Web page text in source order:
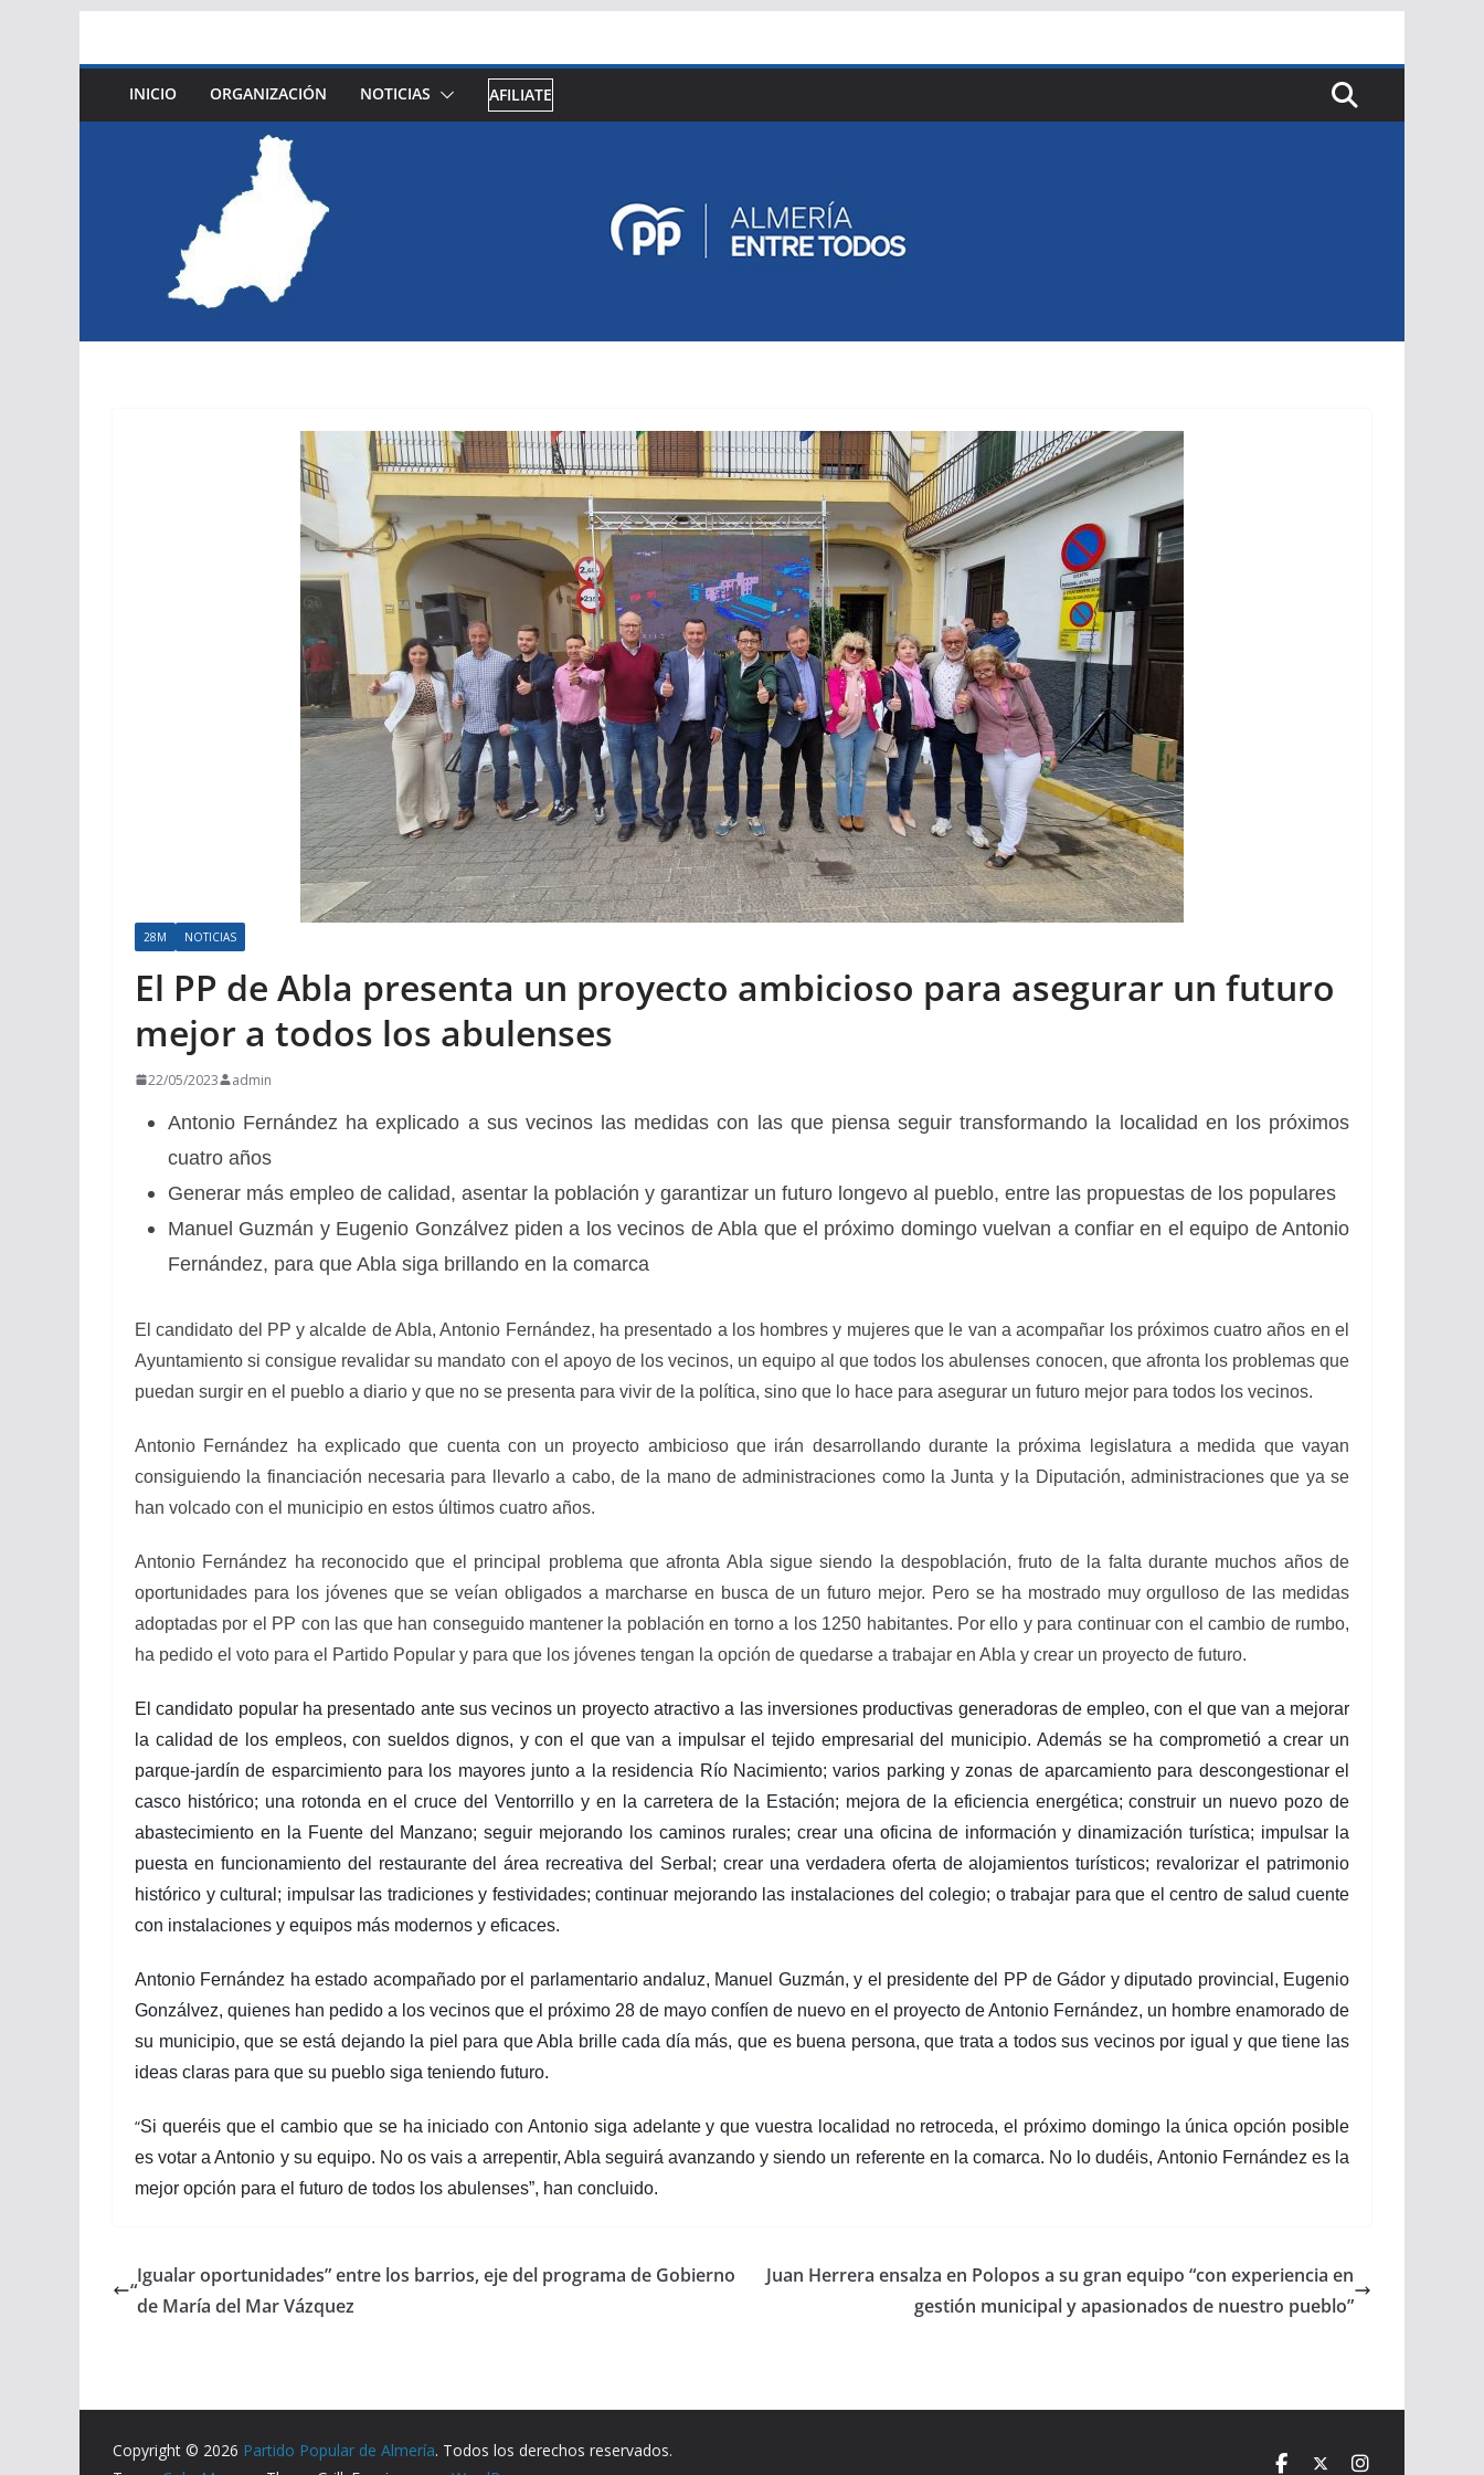
contenido
INICIO ORGANIZACIÓN NOTICIAS AFILIATE
28M NOTICIAS
El PP de Abla presenta un proyecto ambicioso para asegurar un futuro
mejor a todos los abulenses
22/05/2023 admin
Antonio Fernández ha explicado a sus vecinos las medidas con las que piensa seguir transformando la localidad en los próximos
cuatro años
Generar más empleo de calidad, asentar la población y garantizar un futuro longevo al pueblo, entre las propuestas de los populares
Manuel Guzmán y Eugenio Gonzálvez piden a los vecinos de Abla que el próximo domingo vuelvan a confiar en el equipo de Antonio
Fernández, para que Abla siga brillando en la comarca
El candidato del PP y alcalde de Abla, Antonio Fernández, ha presentado a los hombres y mujeres que le van a acompañar los próximos cuatro años en el
Ayuntamiento si consigue revalidar su mandato con el apoyo de los vecinos, un equipo al que todos los abulenses conocen, que afronta los problemas que
puedan surgir en el pueblo a diario y que no se presenta para vivir de la política, sino que lo hace para asegurar un futuro mejor para todos los vecinos.
Antonio Fernández ha explicado que cuenta con un proyecto ambicioso que irán desarrollando durante la próxima legislatura a medida que vayan
consiguiendo la financiación necesaria para llevarlo a cabo, de la mano de administraciones como la Junta y la Diputación, administraciones que ya se
han volcado con el municipio en estos últimos cuatro años.
Antonio Fernández ha reconocido que el principal problema que afronta Abla sigue siendo la despoblación, fruto de la falta durante muchos años de
oportunidades para los jóvenes que se veían obligados a marcharse en busca de un futuro mejor. Pero se ha mostrado muy orgulloso de las medidas
adoptadas por el PP con las que han conseguido mantener la población en torno a los 1250 habitantes. Por ello y para continuar con el cambio de rumbo,
ha pedido el voto para el Partido Popular y para que los jóvenes tengan la opción de quedarse a trabajar en Abla y crear un proyecto de futuro.
El candidato popular ha presentado ante sus vecinos un proyecto atractivo a las inversiones productivas generadoras de empleo, con el que van a mejorar
la calidad de los empleos, con sueldos dignos, y con el que van a impulsar el tejido empresarial del municipio. Además se ha comprometió a crear un
parque-jardín de esparcimiento para los mayores junto a la residencia Río Nacimiento; varios parking y zonas de aparcamiento para descongestionar el
casco histórico; una rotonda en el cruce del Ventorrillo y en la carretera de la Estación; mejora de la eficiencia energética; construir un nuevo pozo de
abastecimiento en la Fuente del Manzano; seguir mejorando los caminos rurales; crear una oficina de información y dinamización turística; impulsar la
puesta en funcionamiento del restaurante del área recreativa del Serbal; crear una verdadera oferta de alojamientos turísticos; revalorizar el patrimonio
histórico y cultural; impulsar las tradiciones y festividades; continuar mejorando las instalaciones del colegio; o trabajar para que el centro de salud cuente
con instalaciones y equipos más modernos y eficaces.
Antonio Fernández ha estado acompañado por el parlamentario andaluz, Manuel Guzmán, y el presidente del PP de Gádor y diputado provincial, Eugenio
Gonzálvez, quienes han pedido a los vecinos que el próximo 28 de mayo confíen de nuevo en el proyecto de Antonio Fernández, un hombre enamorado de
su municipio, que se está dejando la piel para que Abla brille cada día más, que es buena persona, que trata a todos sus vecinos por igual y que tiene las
ideas claras para que su pueblo siga teniendo futuro.
“Si queréis que el cambio que se ha iniciado con Antonio siga adelante y que vuestra localidad no retroceda, el próximo domingo la única opción posible
es votar a Antonio y su equipo. No os vais a arrepentir, Abla seguirá avanzando y siendo un referente en la comarca. No lo dudéis, Antonio Fernández es la
mejor opción para el futuro de todos los abulenses”, han concluido.
“
Igualar oportunidades” entre los barrios, eje del programa de Gobierno
de María del Mar Vázquez
Juan Herrera ensalza en Polopos a su gran equipo “con experiencia en
gestión municipal y apasionados de nuestro pueblo”
Copyright © 2026 Partido Popular de Almería. Todos los derechos reservados.